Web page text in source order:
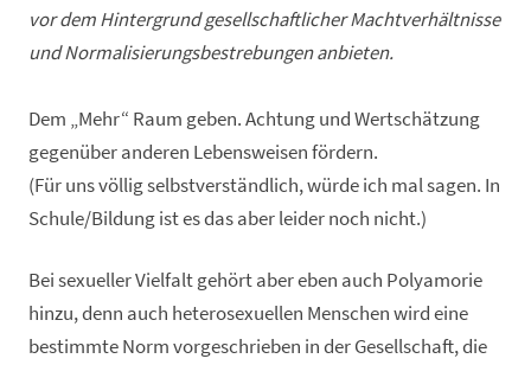
vor dem Hintergrund gesellschaftlicher Machtverhältnisse
und Normalisierungsbestrebungen anbieten.
Dem „Mehr“ Raum geben. Achtung und Wertschätzung
gegenüber anderen Lebensweisen fördern.
(Für uns völlig selbstverständlich, würde ich mal sagen. In
Schule/Bildung ist es das aber leider noch nicht.)
Bei sexueller Vielfalt gehört aber eben auch Polyamorie
hinzu, denn auch heterosexuellen Menschen wird eine
bestimmte Norm vorgeschrieben in der Gesellschaft, die